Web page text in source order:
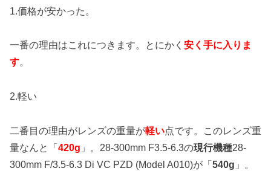
1.価格が安かった。
一番の理由はこれにつきます。とにかく 安く手に入りま
す。
2.軽い
二番目の理由がレンズの重量が軽い点です。このレンズ重
量なんと「 420g 」。 28-300mm F3.5-6.3の現行機種28-
300mm F/3.5-6.3 Di VC PZD (Model A010)が「 540g 」。